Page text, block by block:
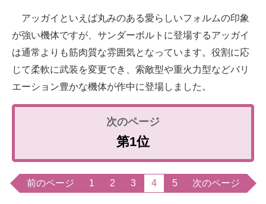
アッガイといえば丸みのある愛らしいフォルムの印象
が強い機体ですが、サンダーボルトに登場するアッガイ
は通常よりも筋肉質な雰囲気となっています。役割に応
じて柔軟に武装を変更でき、索敵型や重火力型などバリ
エーション豊かな機体が作中に登場しました。
第1位
前のページ 1 2 3 4 5 次のページ